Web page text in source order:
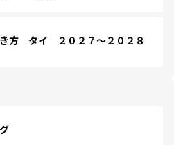
方 タイ ２０２７～２０２８